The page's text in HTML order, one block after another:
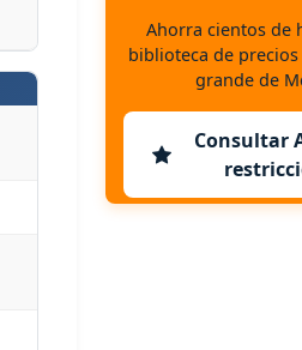
Ahorra cientos de
biblioteca de
grande de
Consultar